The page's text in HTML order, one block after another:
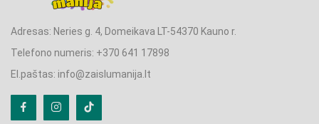
Adresas: Neries g. 4, Domeikava LT-54370 Kauno r.
Telefono numeris: +370 641 17898
El.paštas: info@zaislumanija.lt